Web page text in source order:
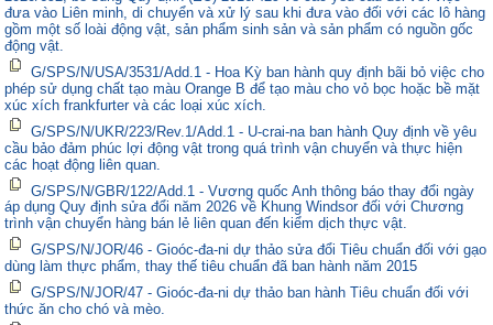
đưa vào Liên minh, di chuyển và xử lý sau khi đưa vào đối với các lô hàng
gồm một số loài động vật, sản phẩm sinh sản và sản phẩm có nguồn gốc
động vật.
G/SPS/N/USA/3531/Add.1 - Hoa Kỳ ban hành quy định bãi bỏ việc cho
phép sử dụng chất tạo màu Orange B để tạo màu cho vỏ bọc hoặc bề mặt
xúc xích frankfurter và các loại xúc xích.
G/SPS/N/UKR/223/Rev.1/Add.1 - U-crai-na ban hành Quy định về yêu
cầu bảo đảm phúc lợi động vật trong quá trình vận chuyển và thực hiện
các hoạt động liên quan.
G/SPS/N/GBR/122/Add.1 - Vương quốc Anh thông báo thay đổi ngày
áp dụng Quy định sửa đổi năm 2026 về Khung Windsor đối với Chương
trình vận chuyển hàng bán lẻ liên quan đến kiểm dịch thực vật.
G/SPS/N/JOR/46 - Gioóc-đa-ni dự thảo sửa đổi Tiêu chuẩn đối với gạo
dùng làm thực phẩm, thay thế tiêu chuẩn đã ban hành năm 2015
G/SPS/N/JOR/47 - Gioóc-đa-ni dự thảo ban hành Tiêu chuẩn đối với
thức ăn cho chó và mèo.